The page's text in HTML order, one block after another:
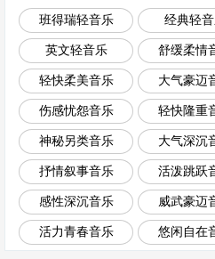
班得瑞轻音乐 经典轻
英文轻音乐 舒缓柔情
轻快柔美音乐 大气豪迈
伤感忧怨音乐 轻快隆重
神秘另类音乐 大气深沉
抒情叙事音乐 活泼跳跃
感性深沉音乐 威武豪迈
活力青春音乐 悠闲自在